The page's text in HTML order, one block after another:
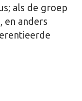
als de groep
en anders